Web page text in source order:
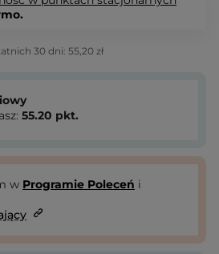
30 dni: 55,20 zł
55.20 pkt.
w Programie Poleceń i